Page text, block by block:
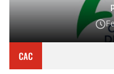
CAC